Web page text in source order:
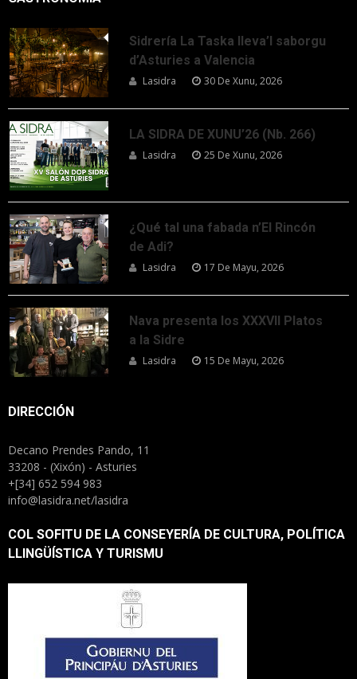
Sidrería La Taska lleva’l saborgu
d’Asturies a Valencia
Lasidra 30 De Xunu, 2026
LA SIDRA DE XUNU’26 (Nb. 266)
Lasidra 25 De Xunu, 2026
¿Qué tal una fabada n’El Rincón
de Adi?
Lasidra 17 De Mayu, 2026
Nava presenta los XXXVII Platos
a la Sidre
Lasidra 15 De Mayu, 2026
DIRECCIÓN
Decano Prendes Pando, 11
33208 - (Xixón) - Asturies
+[34] 652 594 983
info@lasidra.net/lasidra
COL SOFITU DE LA CONSEYERÍA DE CULTURA, POLÍTICA
LLINGÜÍSTICA Y TURISMU